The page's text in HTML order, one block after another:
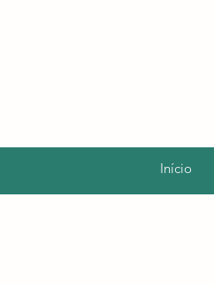
Início